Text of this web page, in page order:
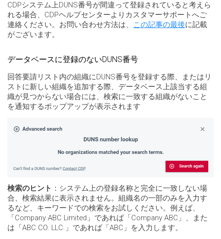
CDPシステム上DUNS番号が間違って登録されていると考えら
れる場合、CDPヘルプセンターよりカスタマーサポートへご
連絡ください。お問い合わせ方法は、
この記事の最後に記載
がございます。
データベースに登録のないDUNS番号
回答要請リスト内の組織にDUNS番号を登録する際、またはリ
ストに新しい組織を追加する際、データベース上該当する組
織が見つからない場合には、検索に一致する組織がないこと
を通知するポップアップが表示されます
検索のヒント ：システム上の登録名称と完全に一致しない場
合、検索結果に表示されません。組織名の一部のみを入力す
るなど、キーワードでの検索をお試しください。例えば、
「Company ABC Limited」であれば「Company ABC」、また
は「ABC CO. LLC.」であれば「ABC」を入力します。